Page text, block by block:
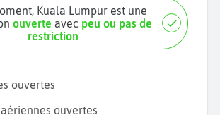
ouverte avec peu ou pas de
restriction
ouvertes
ouvertes